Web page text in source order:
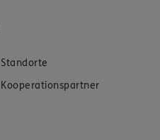
Standorte
Kooperationspartner